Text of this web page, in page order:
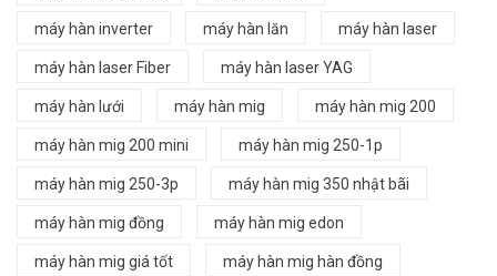
máy hàn inverter máy hàn lăn máy hàn laser
máy hàn laser Fiber máy hàn laser YAG
máy hàn lưới máy hàn mig máy hàn mig 200
máy hàn mig 200 mini máy hàn mig 250-1p
máy hàn mig 250-3p máy hàn mig 350 nhật bãi
máy hàn mig đồng máy hàn mig edon
máy hàn mig giá tốt máy hàn mig hàn đồng